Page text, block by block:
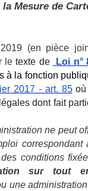
Mesure de
(en pièce
le texte de
Loi n°
à la fonction
2017 - art. 85où
dont fait
ne peut
correspondant
conditions
sur tout
une